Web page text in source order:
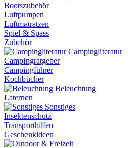
Bootszubehör
Luftpumpen
Luftmatratzen
Spiel & Spass
Zubehör
Campingliteratur
Campingratgeber
Campingführer
Kochbücher
Beleuchtung
Laternen
Sonstiges
Insektenschutz
Transporthilfen
Geschenkideen